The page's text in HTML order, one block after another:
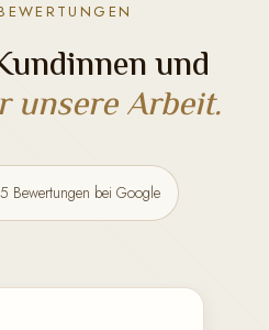
und
unsere Arbeit.
Bewertungen bei Google